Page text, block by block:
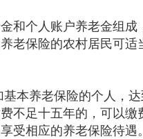
和个人账户养老金组
老保险的农村居民可适
本养老保险的个人
不足十五年的，可以
受相应的养老保险待遇。